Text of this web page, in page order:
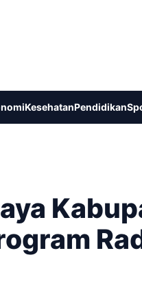
KesehatanPendidikan